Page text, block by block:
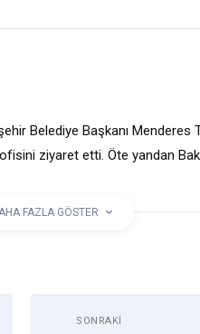
Belediye Başkanı Menderes
ziyaret etti. Öte yandan
FAZLA GÖSTER
SONRAKI